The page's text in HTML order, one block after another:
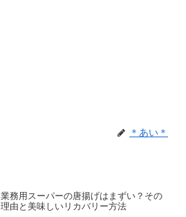
＊あい＊
業務用スーパーの唐揚げはまずい？その
理由と美味しいリカバリー方法